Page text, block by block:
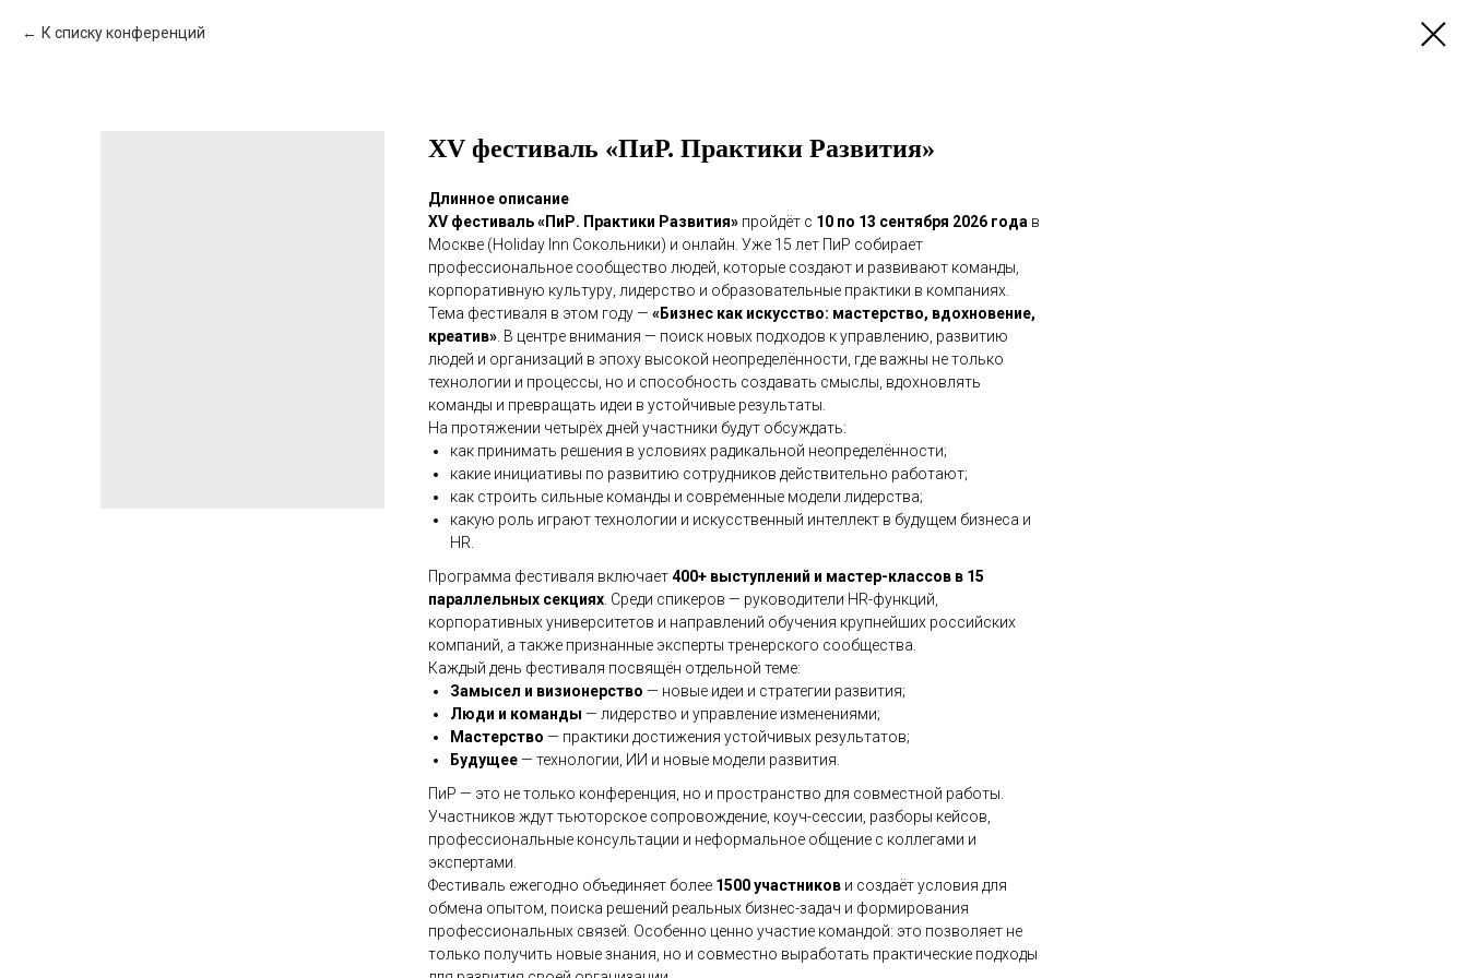
К списку конференций
XV фестиваль «ПиР. Практики Развития»
Длинное описание
XV фестиваль «ПиР. Практики Развития» пройдёт с 10 по 13 сентября 2026 года в
Москве (Holiday Inn Сокольники) и онлайн. Уже 15 лет ПиР собирает
профессиональное сообщество людей, которые создают и развивают команды,
корпоративную культуру, лидерство и образовательные практики в компаниях.
Тема фестиваля в этом году — «Бизнес как искусство: мастерство, вдохновение,
креатив» . В центре внимания — поиск новых подходов к управлению, развитию
людей и организаций в эпоху высокой неопределённости, где важны не только
технологии и процессы, но и способность создавать смыслы, вдохновлять
команды и превращать идеи в устойчивые результаты.
На протяжении четырёх дней участники будут обсуждать:
как принимать решения в условиях радикальной неопределённости;
какие инициативы по развитию сотрудников действительно работают;
как строить сильные команды и современные модели лидерства;
какую роль играют технологии и искусственный интеллект в будущем бизнеса и
HR.
Программа фестиваля включает400+ выступлений и мастер-классов в 15
параллельных секциях . Среди спикеров — руководители HR-функций,
корпоративных университетов и направлений обучения крупнейших российских
компаний, а также признанные эксперты тренерского сообщества.
Каждый день фестиваля посвящён отдельной теме:
Замысел и визионерство — новые идеи и стратегии развития;
Люди и команды — лидерство и управление изменениями;
Мастерство — практики достижения устойчивых результатов;
Будущее— технологии, ИИ и новые модели развития.
ПиР — это не только конференция, но и пространство для совместной работы.
Участников ждут тьюторское сопровождение, коуч-сессии, разборы кейсов,
профессиональные консультации и неформальное общение с коллегами и
экспертами.
Фестиваль ежегодно объединяет более 1500 участников и создаёт условия для
обмена опытом, поиска решений реальных бизнес-задач и формирования
профессиональных связей. Особенно ценно участие командой: это позволяет не
только получить новые знания, но и совместно выработать практические подходы